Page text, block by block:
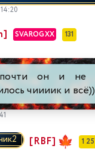
SVAROGXX 131
он и не
чиииик и
[RBF] 1